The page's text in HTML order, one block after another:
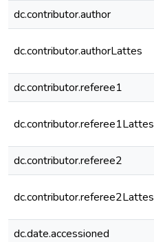
dc.contributor.author
dc.contributor.authorLattes
dc.contributor.referee1
dc.contributor.referee1Lattes
dc.contributor.referee2
dc.contributor.referee2Lattes
dc.date.accessioned